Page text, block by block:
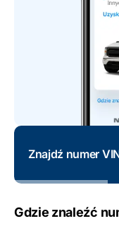
Znajdź numer
Gdzie znaleźć